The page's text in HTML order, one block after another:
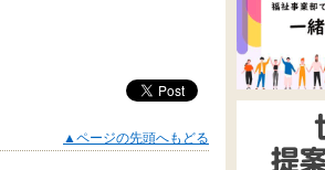
▲ページの先頭へもどる